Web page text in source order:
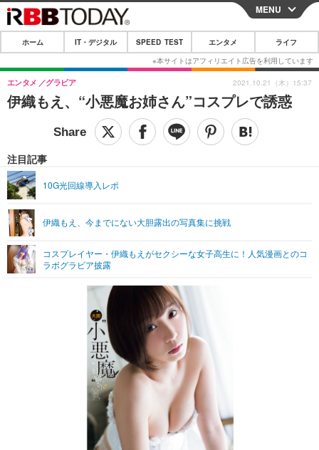
CLOSE
ホーム
IT・デジタル
IT・デジタルTOP スマートフォン
ネタ ガジェット・ツール
SPEED TEST
エンタメ
音楽 スポーツ
グラビア ブログ
ライフ
ペット ショッピング
その他
リリース一覧
プッシュ通知の停止方法
MENU
ホーム IT・デジタル SPEED TEST エンタメ ライフ
伊織もえ、“小悪魔お姉さん”コスプレで誘惑
エンタメ グラビア
注目記事
10G光回線導入レポ
伊織もえ、今までにない大胆露出の写真集に挑戦
コスプレイヤー・伊織もえがセクシーな女子高生に！人気漫画とのコ
ラボグラビア披露
2021.10.21（木）15:37